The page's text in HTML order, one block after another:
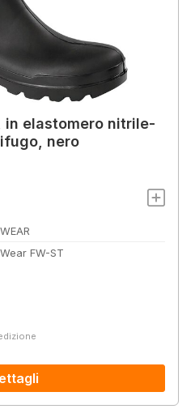
elastomero nitrile-
nero
FW-ST